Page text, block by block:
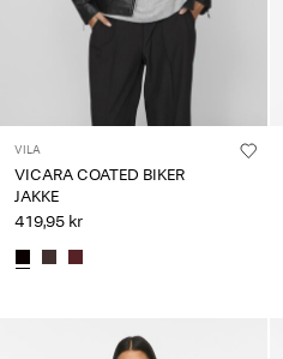
VILA
VICARA COATED BIKER
JAKKE
419,95 kr